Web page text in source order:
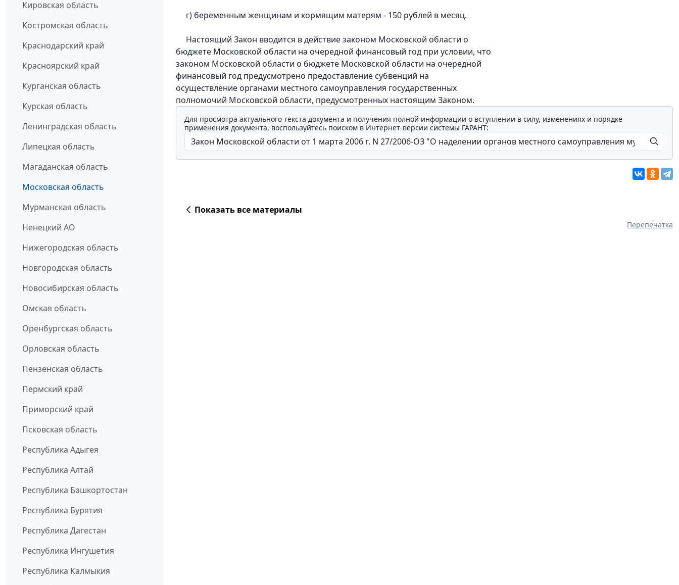
Кировская область
Костромская область
Краснодарский край
Красноярский край
Курганская область
Курская область
Ленинградская область
Липецкая область
Магаданская область
Московская область
Мурманская область
Ненецкий АО
Нижегородская область
Новгородская область
Новосибирская область
Омская область
Оренбургская область
Орловская область
Пензенская область
Пермский край
Приморский край
Псковская область
Республика Адыгея
Республика Алтай
Республика Башкортостан
Республика Бурятия
Республика Дагестан
Республика Ингушетия
Республика Калмыкия
г) беременным женщинам и кормящим матерям - 150 рублей в месяц.
Настоящий Закон вводится в действие законом Московской области о
бюджете Московской области на очередной финансовый год при условии, что
законом Московской области о бюджете Московской области на очередной
финансовый год предусмотрено предоставление субвенций на
осуществление органами местного самоуправления государственных
полномочий Московской области, предусмотренных настоящим Законом.
Для просмотра актуального текста документа и получения полной информации о вступлении в силу, изменениях и порядке
применения документа, воспользуйтесь поиском в Интернет-версии системы ГАРАНТ:
Показать все материалы
Перепечатка